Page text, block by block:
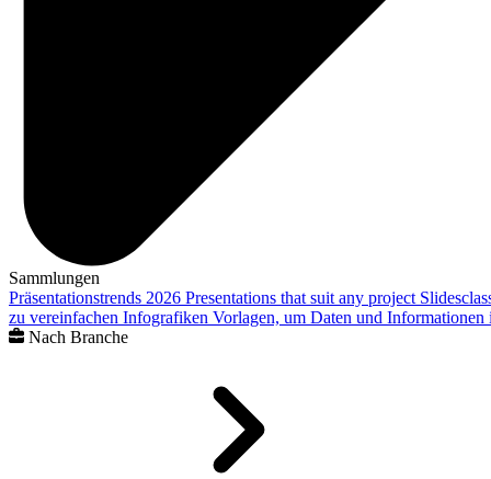
Sammlungen
Präsentationstrends 2026 Presentations that suit any project
zu vereinfachen Infografiken Vorlagen, um Daten und
Nach Branche